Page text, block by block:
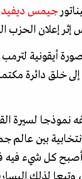
جيمس
إثر إعلان
أيقونية
خلق دائرة
لسيرة
بين
كل شيء